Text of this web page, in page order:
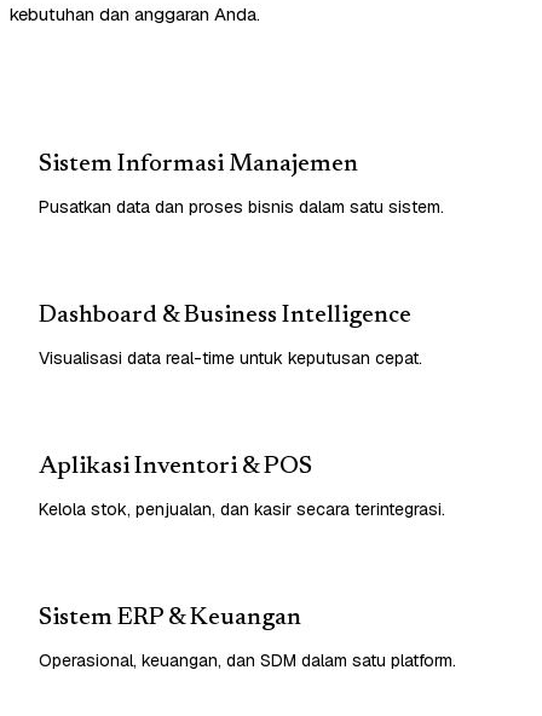
kebutuhan dan anggaran Anda.
Sistem Informasi Manajemen
Pusatkan data dan proses bisnis dalam satu sistem.
Dashboard & Business Intelligence
Visualisasi data real-time untuk keputusan cepat.
Aplikasi Inventori & POS
Kelola stok, penjualan, dan kasir secara terintegrasi.
Sistem ERP & Keuangan
Operasional, keuangan, dan SDM dalam satu platform.